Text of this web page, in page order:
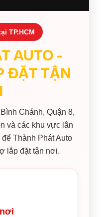
TP.HCM
AUTO -
ĐẶT TẬN
Chánh, Quận 8,
và các khu vực lân
Thành Phát Auto
lắp đặt tận nơi.